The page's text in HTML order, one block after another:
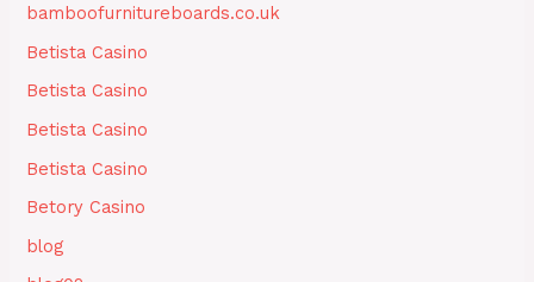
bamboofurnitureboards.co.uk
Betista Casino
Betista Casino
Betista Casino
Betista Casino
Betory Casino
blog